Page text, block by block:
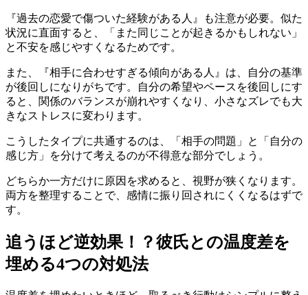
『過去の恋愛で傷ついた経験がある人』も注意が必要。似た
状況に直面すると、「また同じことが起きるかもしれない」
と不安を感じやすくなるためです。
また、『相手に合わせすぎる傾向がある人』は、自分の基準
が後回しになりがちです。自分の希望やペースを後回しにす
ると、関係のバランスが崩れやすくなり、小さなズレでも大
きなストレスに変わります。
こうしたタイプに共通するのは、「相手の問題」と「自分の
感じ方」を分けて考えるのが不得意な部分でしょう。
どちらか一方だけに原因を求めると、視野が狭くなります。
両方を整理することで、感情に振り回されにくくなるはずで
す。
追うほど逆効果！？彼氏との温度差を
埋める4つの対処法